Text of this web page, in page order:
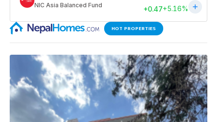
HOT PROPERTIES